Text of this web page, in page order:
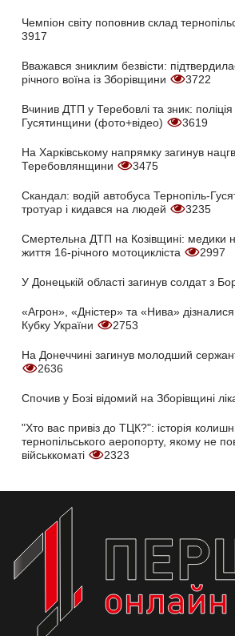
Чемпіон світу поповнив склад
3917
Вважався зниклим безвісти:
річного воїна із Зборівщини
3722
Вчинив ДТП у Теребовлі та зник:
Гусятинщини (фото+відео)
3619
На Харківському напрямку загинув
Теребовлянщини
3475
Скандал: водій автобуса Тернопіль-
тротуар і кидався на людей
3235
Смертельна ДТП на Козівщині: медики
життя 16-річного мотоцикліста
2997
У Донецькій області загинув солдат з
«Агрон», «Дністер» та «Нива» дізналися
Кубку України
2753
На Донеччині загинув молодший
2636
Спочив у Бозі відомий на Зборівщині
"Хто вас привіз до ТЦК?": історія
тернопільського аеропорту, якому не
військкоматі
2323